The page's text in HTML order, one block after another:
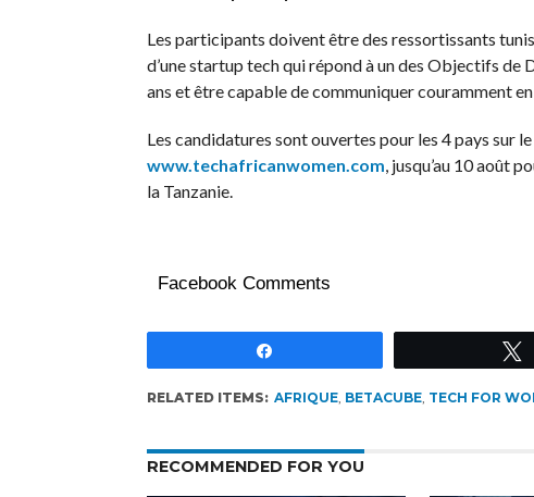
Les participants doivent être des ressortissants
d’une startup tech qui répond à un des Objectifs de
ans et être capable de communiquer couramment
Les candidatures sont ouvertes pour les 4 pays sur
www.techafricanwomen.com, jusqu’au 10 août
la Tanzanie.
Facebook Comments
RELATED ITEMS: AFRIQUE, BETACUBE, TECH FOR
RECOMMENDED FOR YOU